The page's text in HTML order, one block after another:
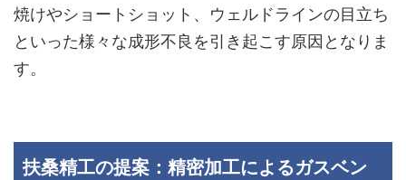
焼けやショートショット、ウェルドラインの目立ち
といった様々な成形不良を引き起こす原因となりま
す。
扶桑精工の提案：精密加工によるガスベン